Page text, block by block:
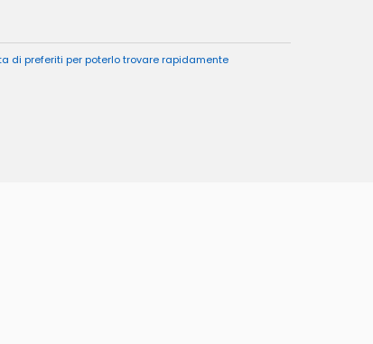
di preferiti per poterlo trovare rapidamente